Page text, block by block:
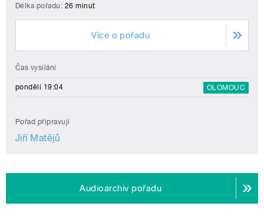
Délka pořadu: 26 minut
Více o pořadu
Čas vysílání
pondělí 19:04 OLOMOUC
Pořad připravují
Jiří Matějů
Audioarchiv pořadu